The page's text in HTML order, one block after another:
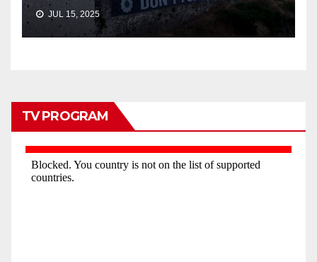
JUL 15, 2025
TV PROGRAM